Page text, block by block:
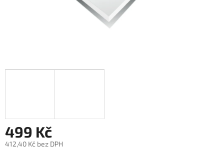
499 Kč
412,40 Kč bez DPH